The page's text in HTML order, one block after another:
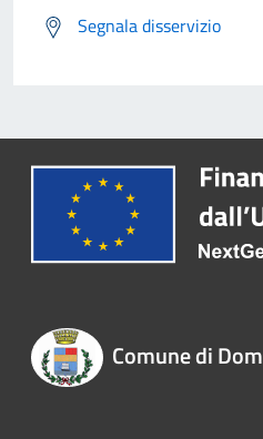
Segnala disservizio
Comune di